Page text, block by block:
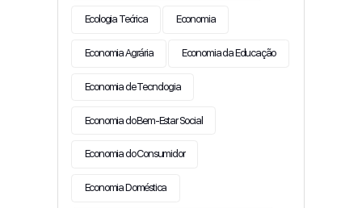
Ecologia Teórica Economia
Economia Agrária Economia da Educação
Economia de Tecnologia
Economia do Bem-Estar Social
Economia do Consumidor
Economia Doméstica